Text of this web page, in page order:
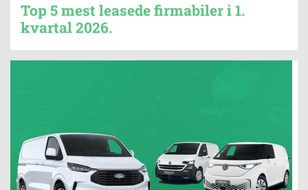
Top 5 mest leasede firmabiler i 1.
kvartal 2026.